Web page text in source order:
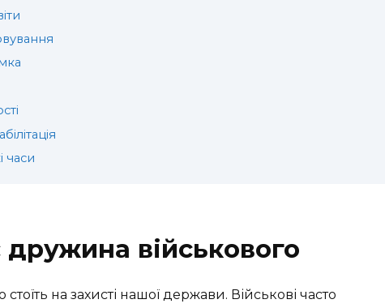
часи
дружина військового
на захисті нашої держави. Військові часто